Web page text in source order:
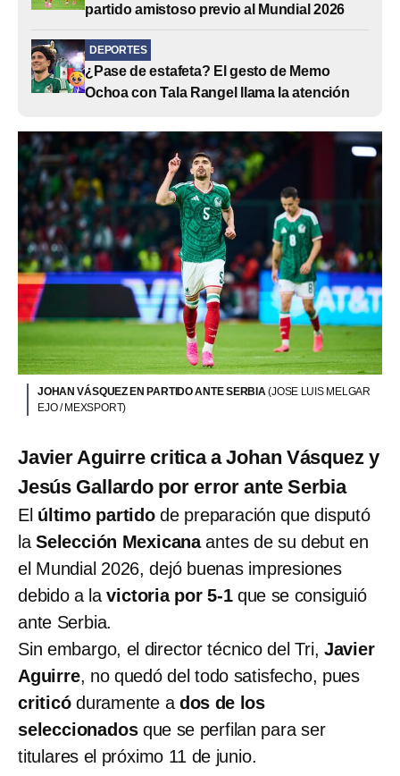
partido amistoso previo al Mundial 2026
DEPORTES
¿Pase de estafeta? El gesto de Memo
Ochoa con Tala Rangel llama la atención
JOHAN VÁSQUEZ EN PARTIDO ANTE SERBIA(JOSE LUIS MELGAR
EJO / MEXSPORT)
Javier Aguirre critica a Johan Vásquez y
Jesús Gallardo por error ante Serbia
El último partidode preparación que disputó
la Selección Mexicanaantes de su debut en
el Mundial 2026, dejó buenas impresiones
debido a lavictoria por 5-1que se consiguió
ante Serbia.
Sin embargo, el director técnico del Tri, Javier
Aguirre, no quedó del todo satisfecho, pues
criticóduramente a dos de los
seleccionadosque se perfilan para ser
titulares el próximo 11 de junio.